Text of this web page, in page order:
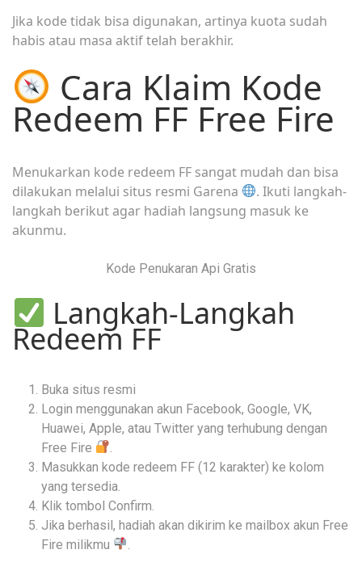
Jika kode tidak bisa digunakan, artinya kuota sudah
habis atau masa aktif telah berakhir.
Cara Klaim Kode
Redeem FF Free Fire
Menukarkan kode redeem FF sangat mudah dan bisa
dilakukan melalui situs resmi Garena
. Ikuti langkah-
langkah berikut agar hadiah langsung masuk ke
akunmu.
Kode Penukaran Api Gratis
Langkah-Langkah
Redeem FF
Buka situs resmi
Login menggunakan akun Facebook, Google, VK,
Huawei, Apple, atau Twitter yang terhubung dengan
Free Fire
Masukkan kode redeem FF (12 karakter) ke kolom
yang tersedia.
Klik tombol Confirm.
Jika berhasil, hadiah akan dikirim ke mailbox akun Free
Fire milikmu